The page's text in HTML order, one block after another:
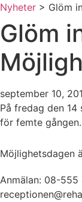
Nyheter > Glöm
Glöm
september 10,
På fredag den
för femte gången.
Möjlighetsdagen
Anmälan: 08-